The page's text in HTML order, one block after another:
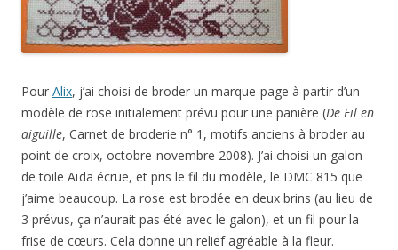
Pour Alix, j’ai choisi de broder un marque-page à partir d’un
modèle de rose initialement prévu pour une panière (De Fil en
aiguille, Carnet de broderie n° 1, motifs anciens à broder au
point de croix, octobre-novembre 2008). J’ai choisi un galon
de toile Aïda écrue, et pris le fil du modèle, le DMC 815 que
j’aime beaucoup. La rose est brodée en deux brins (au lieu de
3 prévus, ça n’aurait pas été avec le galon), et un fil pour la
frise de cœurs. Cela donne un relief agréable à la fleur.